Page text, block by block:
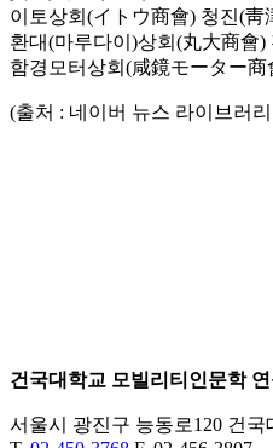
이토상회(イトウ商會) 청진(靑
환대(마루다이)상회(丸大商會)
함경모터상회(咸鏡モーター商
(출처 : 네이버 뉴스 라이브러리
건국대학교 모빌리티인문학 연
서울시 광진구 능동로120 건국